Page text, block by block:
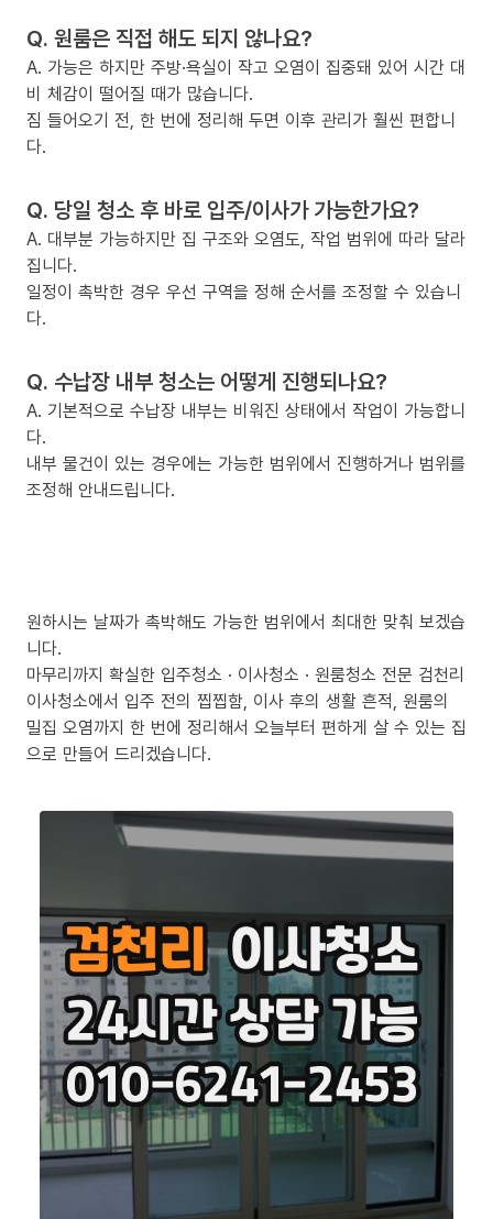
Q. 원룸은 직접 해도 되지 않나요?
A. 가능은 하지만 주방·욕실이 작고 오염이 집중돼 있어 시간 대
비 체감이 떨어질 때가 많습니다.
짐 들어오기 전, 한 번에 정리해 두면 이후 관리가 훨씬 편합니
다.
Q. 당일 청소 후 바로 입주/이사가 가능한가요?
A. 대부분 가능하지만 집 구조와 오염도, 작업 범위에 따라 달라
집니다.
일정이 촉박한 경우 우선 구역을 정해 순서를 조정할 수 있습니
다.
Q. 수납장 내부 청소는 어떻게 진행되나요?
A. 기본적으로 수납장 내부는 비워진 상태에서 작업이 가능합니
다.
내부 물건이 있는 경우에는 가능한 범위에서 진행하거나 범위를
조정해 안내드립니다.
원하시는 날짜가 촉박해도 가능한 범위에서 최대한 맞춰 보겠습
니다.
마무리까지 확실한 입주청소 · 이사청소 · 원룸청소 전문 검천리
이사청소에서 입주 전의 찝찝함, 이사 후의 생활 흔적, 원룸의
밀집 오염까지 한 번에 정리해서 오늘부터 편하게 살 수 있는 집
으로 만들어 드리겠습니다.